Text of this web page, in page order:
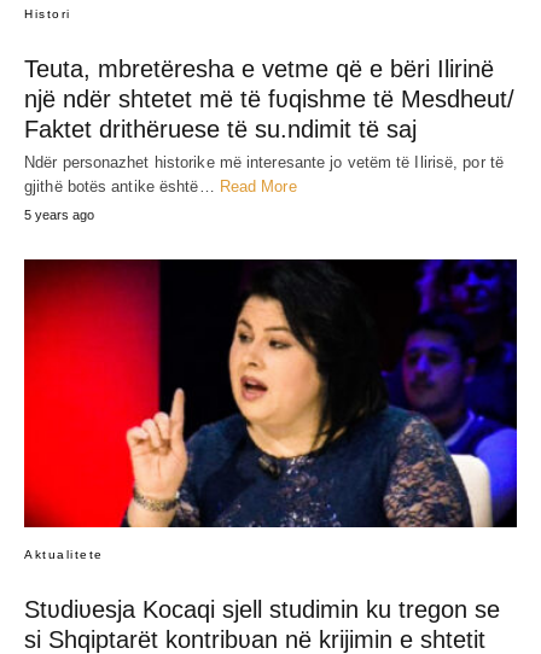
Histori
Teuta, mbretëresha e vetme që e bëri Ilirinë
një ndër shtetet më të fʋqishme të Mesdheut/
Faktet drithëruese të su.ndimit të saj
Ndër personazhet historike më interesante jo vetëm të Ilirisë, por të
gjithë botës antike është… Read More
5 years ago
Aktualitete
Stʋdiʋesja Kocaqi sjell studimin ku tregon se
si Shqiptarët kontribʋan në krijimin e shtetit